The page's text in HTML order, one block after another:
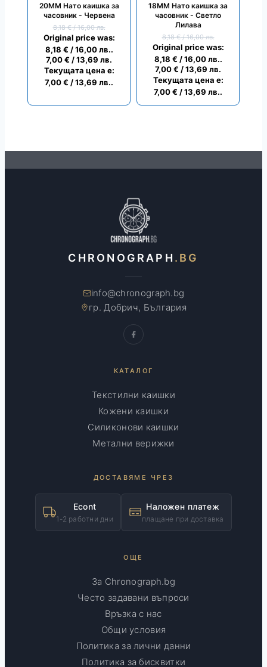
ПРОМО
20ММ Нато каишка за
часовник - Червена
8,18€/ 16,00 лв.
Original price was:
8,18 € / 16,00 лв..
7,00€ / 13,69 лв.
Текущата цена е:
7,00 € / 13,69 лв..
ПРОМО
18ММ Нато каишка за
часовник - Светло
Лилава
8,18€/ 16,00 лв.
Original price was:
8,18 € / 16,00 лв..
7,00€ / 13,69 лв.
Текущата цена е:
7,00 € / 13,69 лв..
ОЩЕ
За Chronograph.bg
Често задавани въпроси
Връзка с нас
Общи условия
Политика за лични данни
Политика за бисквитки
CHRONOGRAPH .BG
info@chronograph.bg
гр. Добрич, България
КАТАЛОГ
Текстилни каишки
Кожени каишки
Силиконови каишки
Метални верижки
ДОСТАВЯМЕ ЧРЕЗ
Econt
1-2 работни дни
Наложен платеж
плащане при доставка